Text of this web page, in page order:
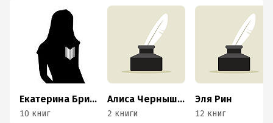
Екатерина Бриар
10 книг
Алиса Чернышова
2 книги
Эля Рин
12 книг